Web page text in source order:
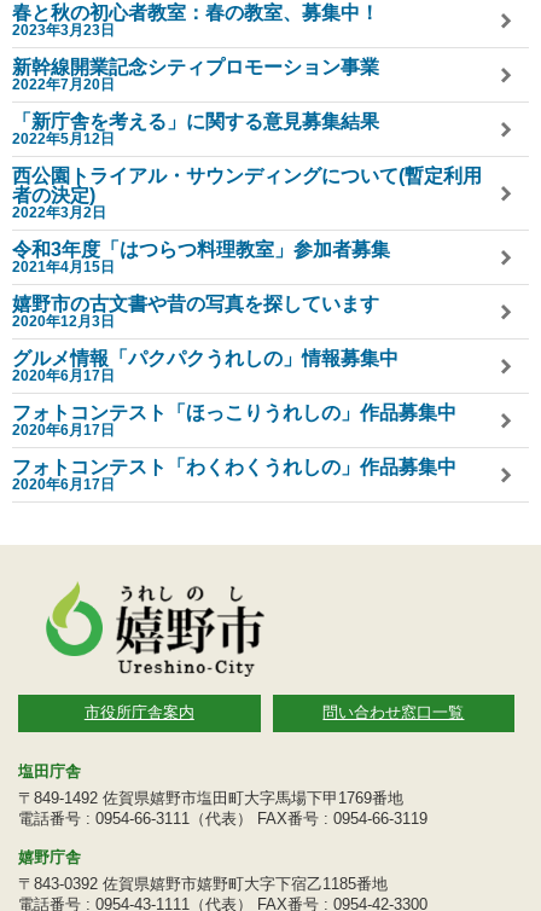
春と秋の初心者教室：春の教室、募集中！
2023年3月23日
新幹線開業記念シティプロモーション事業
2022年7月20日
「新庁舎を考える」に関する意見募集結果
2022年5月12日
西公園トライアル・サウンディングについて(暫定利用
者の決定)
2022年3月2日
令和3年度「はつらつ料理教室」参加者募集
2021年4月15日
嬉野市の古文書や昔の写真を探しています
2020年12月3日
グルメ情報「パクパクうれしの」情報募集中
2020年6月17日
フォトコンテスト「ほっこりうれしの」作品募集中
2020年6月17日
フォトコンテスト「わくわくうれしの」作品募集中
2020年6月17日
市役所庁舎案内 問い合わせ窓口一覧
塩田庁舎
〒849-1492 佐賀県嬉野市塩田町大字馬場下甲1769番地
電話番号 : 0954-66-3111（代表） FAX番号 : 0954-66-3119
嬉野庁舎
〒843-0392 佐賀県嬉野市嬉野町大字下宿乙1185番地
電話番号 : 0954-43-1111（代表） FAX番号 : 0954-42-3300